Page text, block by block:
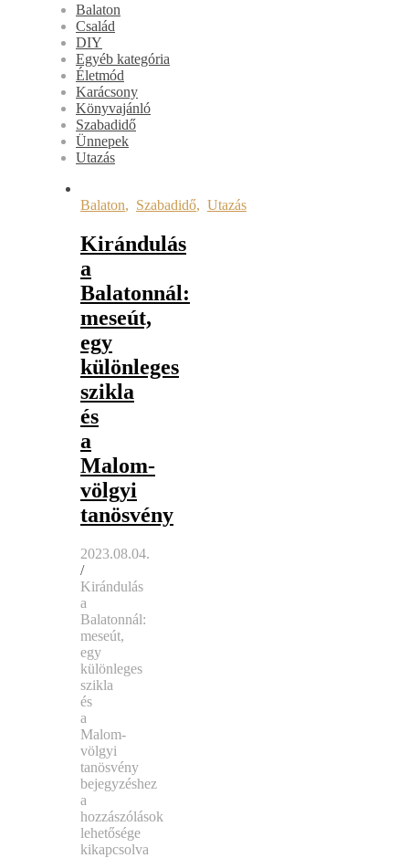
Balaton
Család
DIY
Egyéb kategória
Életmód
Karácsony
Könyvajánló
Szabadidő
Ünnepek
Utazás
Balaton, Szabadidő, Utazás
Kirándulás
a
Balatonnál:
meseút,
egy
különleges
szikla
és
a
Malom-
völgyi
tanösvény
2023.08.04.
/
Kirándulás
a
Balatonnál:
meseút,
egy
különleges
szikla
és
a
Malom-
völgyi
tanösvény
bejegyzéshez
a
hozzászólások
lehetősége
kikapcsolva